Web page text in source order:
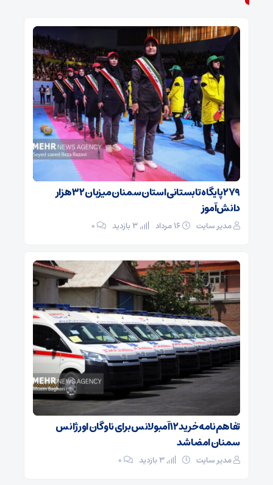
۲۷۹ پایگاه تابستانی استان سمنان میزبان ۳۲ هزار
دانش‌آموز
مدیر سایت ۰
تفاهم‌نامه خرید ۱۲ آمبولانس برای ناوگان اورژانس
سمنان امضا شد
مدیر سایت ۰